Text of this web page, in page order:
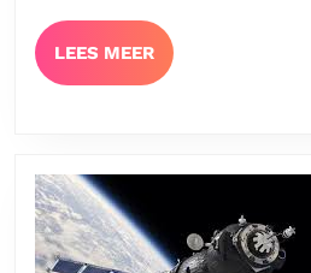
LEES MEERLEES
MEER